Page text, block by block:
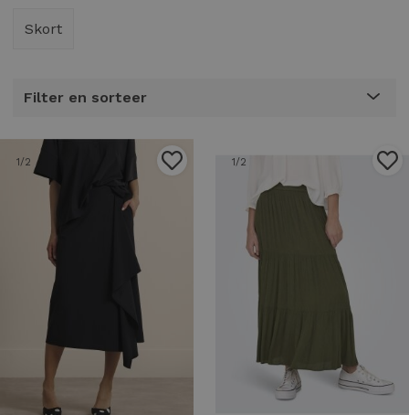
Skort
Filter en sorteer
1/2 1/2